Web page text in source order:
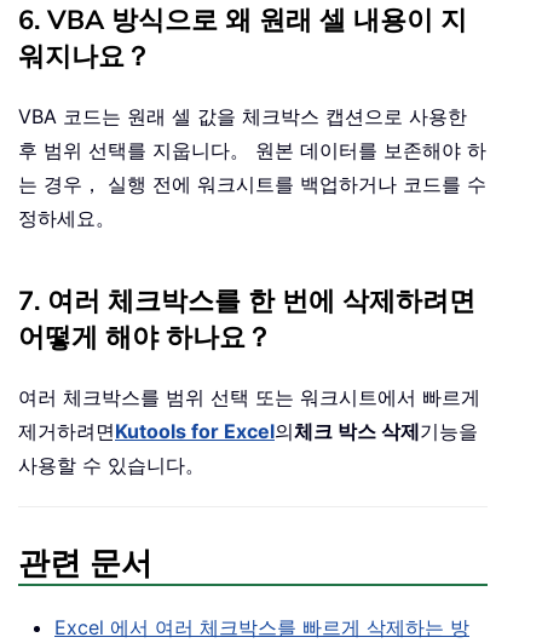
6. VBA 방식으로 왜 원래 셀 내용이 지
워지나요？
VBA 코드는 원래 셀 값을 체크박스 캡션으로 사용한
후 범위 선택를 지웁니다。 원본 데이터를 보존해야 하
는 경우， 실행 전에 워크시트를 백업하거나 코드를 수
정하세요。
7. 여러 체크박스를 한 번에 삭제하려면
어떻게 해야 하나요？
여러 체크박스를 범위 선택 또는 워크시트에서 빠르게
제거하려면Kutools for Excel의체크 박스 삭제기능을
사용할 수 있습니다。
관련 문서
Excel 에서 여러 체크박스를 빠르게 삭제하는 방